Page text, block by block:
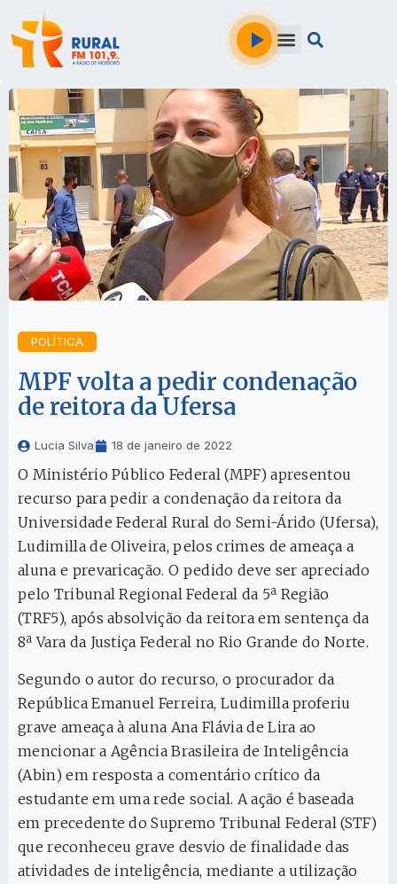
POLÍTICA
MPF volta a pedir condenação
de reitora da Ufersa
Lucia Silva 18 de janeiro de 2022
O Ministério Público Federal (MPF) apresentou
recurso para pedir a condenação da reitora da
Universidade Federal Rural do Semi-Árido (Ufersa),
Ludimilla de Oliveira, pelos crimes de ameaça a
aluna e prevaricação. O pedido deve ser apreciado
pelo Tribunal Regional Federal da 5ª Região
(TRF5), após absolvição da reitora em sentença da
8ª Vara da Justiça Federal no Rio Grande do Norte.
Segundo o autor do recurso, o procurador da
República Emanuel Ferreira, Ludimilla proferiu
grave ameaça à aluna Ana Flávia de Lira ao
mencionar a Agência Brasileira de Inteligência
(Abin) em resposta a comentário crítico da
estudante em uma rede social. A ação é baseada
em precedente do Supremo Tribunal Federal (STF)
que reconheceu grave desvio de finalidade das
atividades de inteligência, mediante a utilização